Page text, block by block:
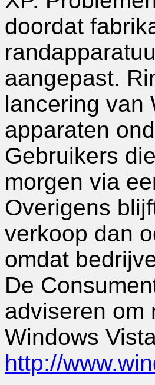
doordat
aangepast.
lancering van
apparaten
Gebruikers
morgen via
Overigens
verkoop dan
omdat
De
adviseren om
Windows
http://